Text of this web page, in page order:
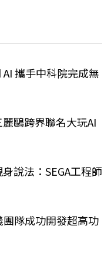
攜手中科院完成無
鷗跨界聯名大玩AI
說法：SEGA工程師
隊成功開發超高功